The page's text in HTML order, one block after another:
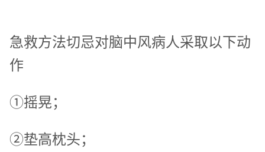
急救方法切忌对脑中风病人采取以下动
作
①摇晃；
②垫高枕头；